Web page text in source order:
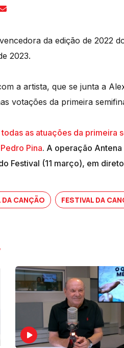
da edição de 2022
2023.
a artista, que se junta a
votações da primeira
todas as atuações da primeira
Pina. A operação
Festival (11 março), em
DA CANÇÃO FESTIVAL DA